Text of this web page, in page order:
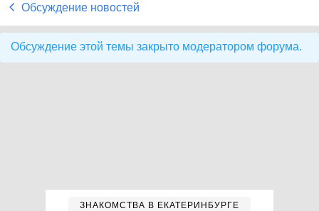
Обсуждение новостей
Обсуждение этой темы закрыто модератором форума.
ЗНАКОМСТВА В ЕКАТЕРИНБУРГЕ